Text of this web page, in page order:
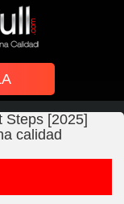
Steps [2025]
calidad